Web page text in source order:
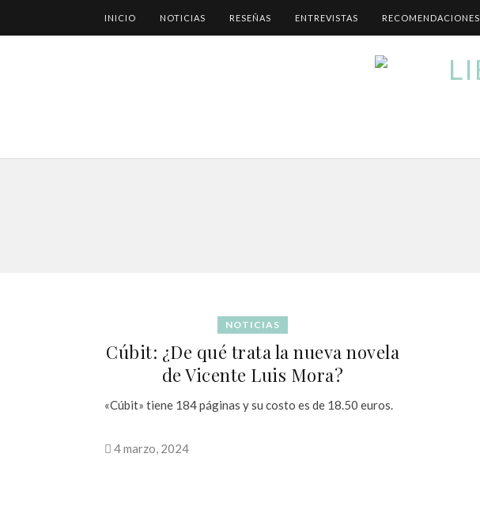
INICIO NOTICIAS RESEÑAS ENTREVISTAS RECOMENDACIONES
NOTICIAS
Cúbit: ¿De qué trata la nueva novela
de Vicente Luis Mora?
«Cúbit» tiene 184 páginas y su costo es de 18.50 euros.
4 marzo, 2024